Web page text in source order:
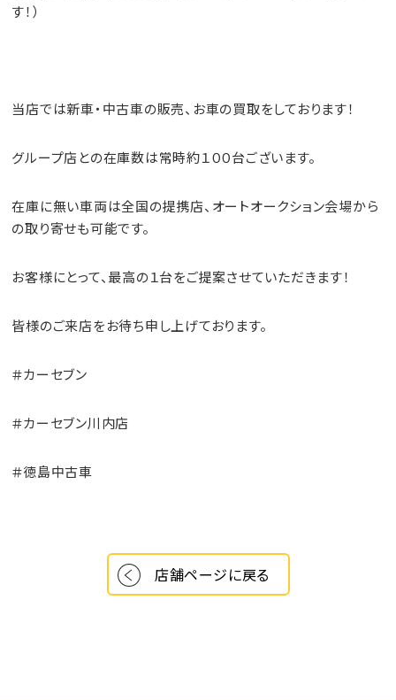
す！）
当店では新車・中古車の販売、お車の買取をしております！
グループ店との在庫数は常時約１００台ございます。
在庫に無い車両は全国の提携店、オートオークション会場から
の取り寄せも可能です。
お客様にとって、最高の１台をご提案させていただきます！
皆様のご来店をお待ち申し上げております。
＃カーセブン
＃カーセブン川内店
＃徳島中古車
店舗ページに戻る